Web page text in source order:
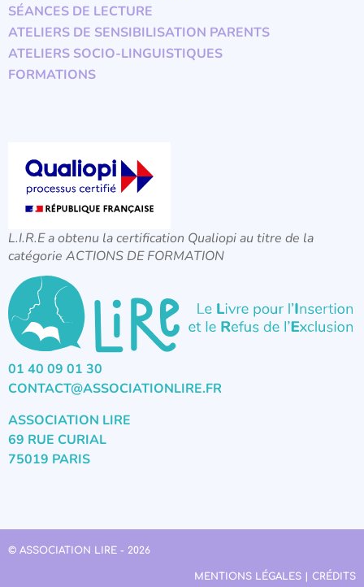
SÉANCES DE LECTURE
ATELIERS DE SENSIBILISATION PARENTS
ATELIERS SOCIO-LINGUISTIQUES
FORMATIONS
L.I.R.E a obtenu la certification Qualiopi au titre de la
catégorie ACTIONS DE FORMATION
01 40 09 01 30
CONTACT@ASSOCIATIONLIRE.FR
ASSOCIATION LIRE
69 RUE CURIAL
75019 PARIS
© ASSOCIATION LIRE - 2026
MENTIONS LÉGALES | CRÉDITS